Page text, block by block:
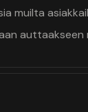
muilta
auttaakseen